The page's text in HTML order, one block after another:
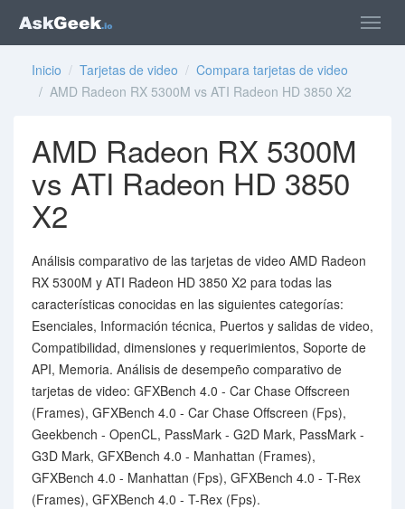
Inicio / Tarjetas de video / Compara tarjetas de video
/ AMD Radeon RX 5300M vs ATI Radeon HD 3850 X2
AMD Radeon RX 5300M
vs ATI Radeon HD 3850
X2
Análisis comparativo de las tarjetas de video AMD Radeon
RX 5300M y ATI Radeon HD 3850 X2 para todas las
características conocidas en las siguientes categorías:
Esenciales, Información técnica, Puertos y salidas de video,
Compatibilidad, dimensiones y requerimientos, Soporte de
API, Memoria. Análisis de desempeño comparativo de
tarjetas de video: GFXBench 4.0 - Car Chase Offscreen
(Frames), GFXBench 4.0 - Car Chase Offscreen (Fps),
Geekbench - OpenCL, PassMark - G2D Mark, PassMark -
G3D Mark, GFXBench 4.0 - Manhattan (Frames),
GFXBench 4.0 - Manhattan (Fps), GFXBench 4.0 - T-Rex
(Frames), GFXBench 4.0 - T-Rex (Fps).